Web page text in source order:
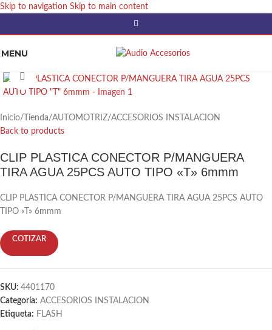
Skip to navigation Skip to main content
MENU
Click to enlarge
Inicio/ Tienda/AUTOMOTRIZ/ACCESORIOS INSTALACION
Back to products
CLIP PLASTICA CONECTOR P/MANGUERA
TIRA AGUA 25PCS AUTO TIPO «T» 6mmm
CLIP PLASTICA CONECTOR P/MANGUERA TIRA AGUA 25PCS AUTO
TIPO «T» 6mmm
COTIZAR
SKU: 4401170
Categoría: ACCESORIOS INSTALACION
Etiqueta: FLASH